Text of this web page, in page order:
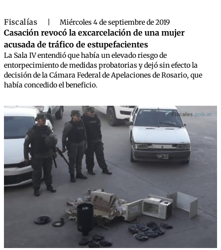
Fiscalías Miércoles 4 de septiembre de 2019
Casación revocó la excarcelación de una mujer
acusada de tráfico de estupefacientes
La Sala IV entendió que había un elevado riesgo de
entorpecimiento de medidas probatorias y dejó sin efecto la
decisión de la Cámara Federal de Apelaciones de Rosario, que
había concedido el beneficio.